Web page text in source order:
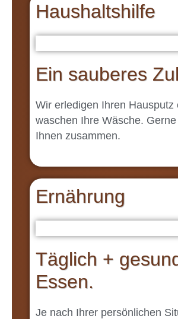
Haushaltshilfe
Ein sauberes
Wir erledigen Ihren Hausputz
waschen Ihre Wäsche.
Ihnen zusammen.
Ernährung
Täglich +
Essen.
Je nach Ihrer persönlichen